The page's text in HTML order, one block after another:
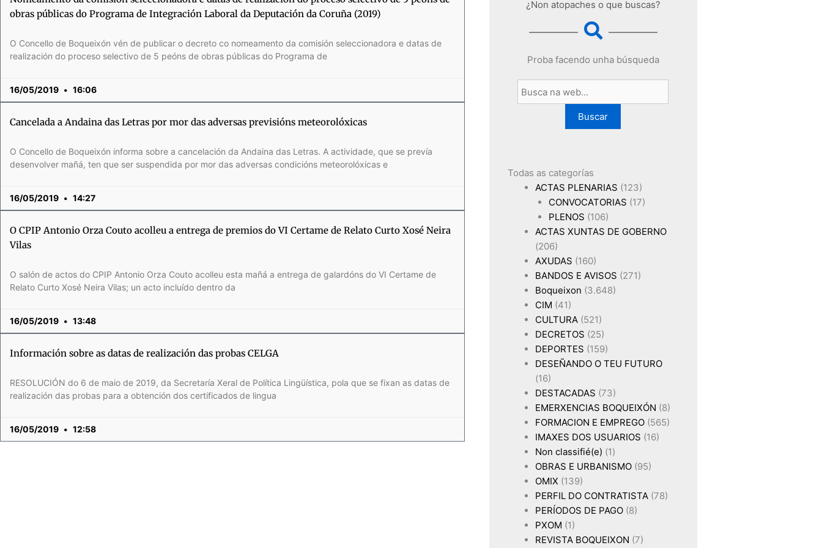
obras públicas do Programa de Integración Laboral da Deputación da Coruña (2019)
O Concello de Boqueixón vén de publicar o decreto co nomeamento da comisión seleccionadora e datas de
realización do proceso selectivo de 5 peóns de obras públicas do Programa de
16/05/2019 16:06
Cancelada a Andaina das Letras por mor das adversas previsións meteorolóxicas
O Concello de Boqueixón informa sobre a cancelación da Andaina das Letras. A actividade, que se prevía
desenvolver mañá, ten que ser suspendida por mor das adversas condicións meteorolóxicas e
16/05/2019 14:27
O CPIP Antonio Orza Couto acolleu a entrega de premios do VI Certame de Relato Curto Xosé Neira
Vilas
O salón de actos do CPIP Antonio Orza Couto acolleu esta mañá a entrega de galardóns do VI Certame de
Relato Curto Xosé Neira Vilas; un acto incluído dentro da
16/05/2019 13:48
Información sobre as datas de realización das probas CELGA
RESOLUCIÓN do 6 de maio de 2019, da Secretaría Xeral de Política Lingüística, pola que se fixan as datas de
realización das probas para a obtención dos certificados de lingua
16/05/2019 12:58
¿Non atopaches o que buscas?
Proba facendo unha búsqueda
Buscar
Todas as categorías
ACTAS PLENARIAS (123)
CONVOCATORIAS (17)
PLENOS (106)
ACTAS XUNTAS DE GOBERNO
(206)
AXUDAS (160)
BANDOS E AVISOS (271)
Boqueixon (3.648)
CIM (41)
CULTURA(521)
DECRETOS (25)
DEPORTES (159)
DESEÑANDO O TEU FUTURO
(16)
DESTACADAS (73)
EMERXENCIAS BOQUEIXÓN (8)
FORMACION E EMPREGO(565)
IMAXES DOS USUARIOS (16)
Non classifié(e) (1)
OBRAS E URBANISMO(95)
OMIX (139)
PERFIL DO CONTRATISTA(78)
PERÍODOS DE PAGO(8)
PXOM (1)
REVISTA BOQUEIXON (7)